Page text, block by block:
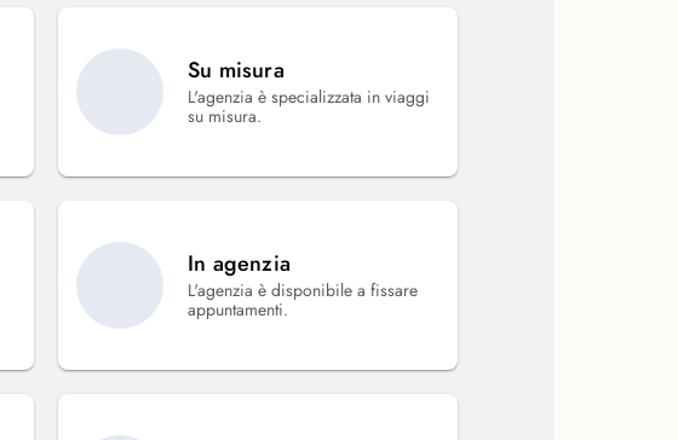
Su misura
L'agenzia è specializzata in viaggi
su misura.
In agenzia
L'agenzia è disponibile a fissare
appuntamenti.